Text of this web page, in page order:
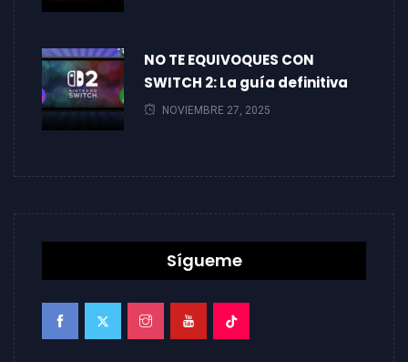
NO TE EQUIVOQUES CON
SWITCH 2: La guía definitiva
NOVIEMBRE 27, 2025
Sígueme